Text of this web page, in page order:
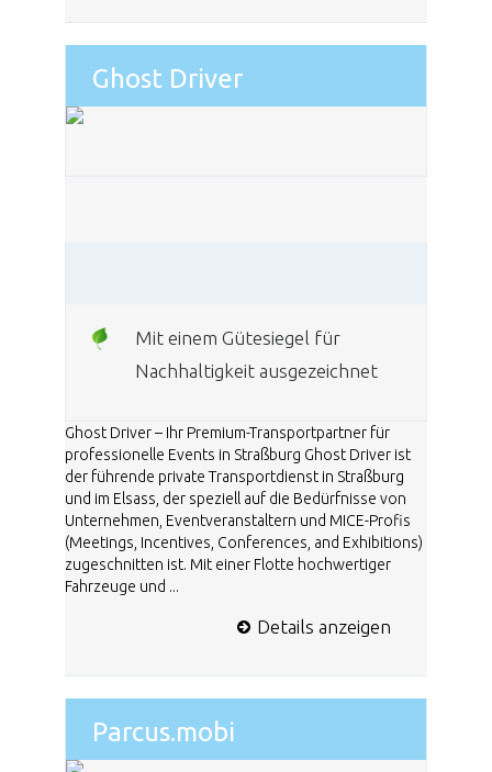
Ghost Driver
Mit einem Gütesiegel für
Nachhaltigkeit ausgezeichnet
Ghost Driver – Ihr Premium-Transportpartner für
professionelle Events in Straßburg Ghost Driver ist
der führende private Transportdienst in Straßburg
und im Elsass, der speziell auf die Bedürfnisse von
Unternehmen, Eventveranstaltern und MICE-Profis
(Meetings, Incentives, Conferences, and Exhibitions)
zugeschnitten ist. Mit einer Flotte hochwertiger
Fahrzeuge und ...
Details anzeigen
Parcus.mobi